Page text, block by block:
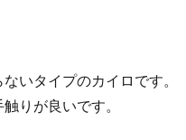
いタイプのカイロです。
りが良いです。